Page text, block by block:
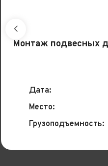
Монтаж подвесных
Дата:
Место:
Грузоподъемность: